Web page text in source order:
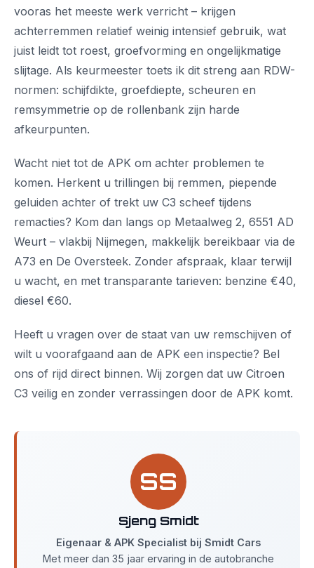
vooras het meeste werk verricht – krijgen
achterremmen relatief weinig intensief gebruik, wat
juist leidt tot roest, groefvorming en ongelijkmatige
slijtage. Als keurmeester toets ik dit streng aan RDW-
normen: schijfdikte, groefdiepte, scheuren en
remsymmetrie op de rollenbank zijn harde
afkeurpunten.
Wacht niet tot de APK om achter problemen te
komen. Herkent u trillingen bij remmen, piepende
geluiden achter of trekt uw C3 scheef tijdens
remacties? Kom dan langs op Metaalweg 2, 6551 AD
Weurt – vlakbij Nijmegen, makkelijk bereikbaar via de
A73 en De Oversteek. Zonder afspraak, klaar terwijl
u wacht, en met transparante tarieven: benzine €40,
diesel €60.
Heeft u vragen over de staat van uw remschijven of
wilt u voorafgaand aan de APK een inspectie? Bel
ons of rijd direct binnen. Wij zorgen dat uw Citroen
C3 veilig en zonder verrassingen door de APK komt.
SS
Sjeng Smidt
Eigenaar & APK Specialist bij Smidt Cars
Met meer dan 35 jaar ervaring in de autobranche